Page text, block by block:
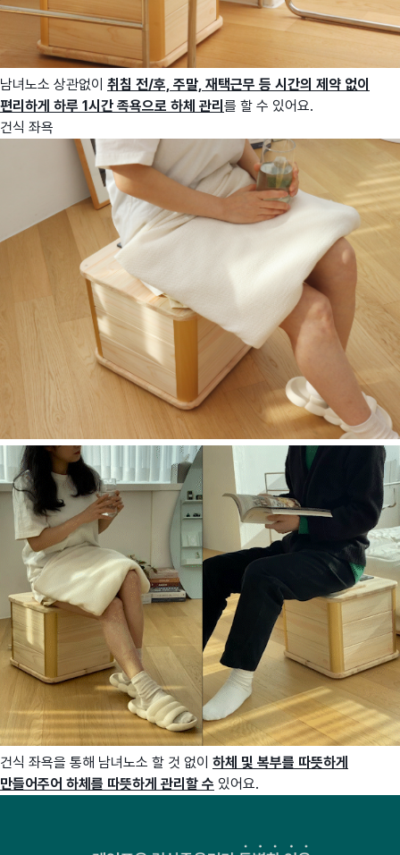
남녀노소 상관없이 취침 전/후, 주말, 재택근무 등 시간의 제약 없이
편리하게 하루 1시간 족욕으로 하체 관리 를 할 수 있어요.
건식 좌욕
건식 좌욕을 통해 남녀노소 할 것 없이 하체 및 복부를 따뜻하게
만들어주어 하체를 따뜻하게 관리할 수 있어요.